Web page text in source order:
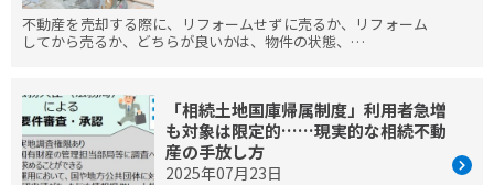
不動産を売却する際に、リフォームせずに売るか、リフォーム
してから売るか、どちらが良いかは、物件の状態、…
「相続土地国庫帰属制度」利用者急増
も対象は限定的……現実的な相続不動
産の手放し方
2025年07月23日